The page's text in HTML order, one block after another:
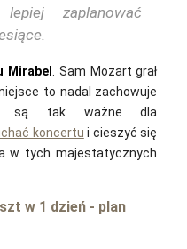
zaplanować
Mirabel
. Sam Mozart grał
to nadal zachowuje
są tak ważne dla
koncertu i cieszyć się
w tych majestatycznych
w 1 dzień - plan